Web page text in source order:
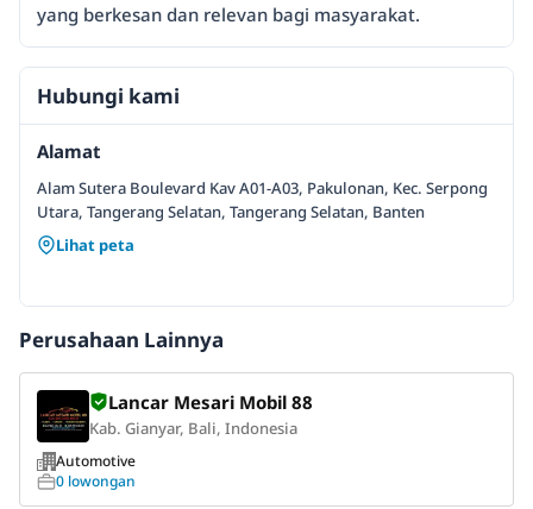
yang berkesan dan relevan bagi masyarakat.
Hubungi kami
Alamat
Alam Sutera Boulevard Kav A01-A03, Pakulonan, Kec. Serpong
Utara, Tangerang Selatan, Tangerang Selatan, Banten
Lihat peta
Perusahaan Lainnya
Lancar Mesari Mobil 88
Kab. Gianyar, Bali, Indonesia
Automotive
0 lowongan